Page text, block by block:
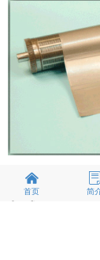
制成品
낀
首页
ꂓ
简